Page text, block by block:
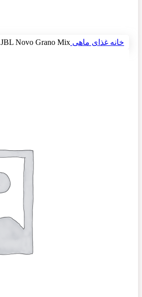
خانه غذای ماهی JBL Novo Grano Mix